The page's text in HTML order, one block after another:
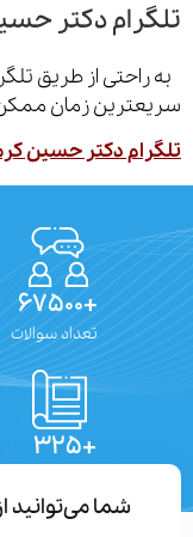
دکتر حسین
از طریق تلگرام
زمان ممکن
دکتر حسین کرمی
تعداد سوالات
شما می‌توانید از